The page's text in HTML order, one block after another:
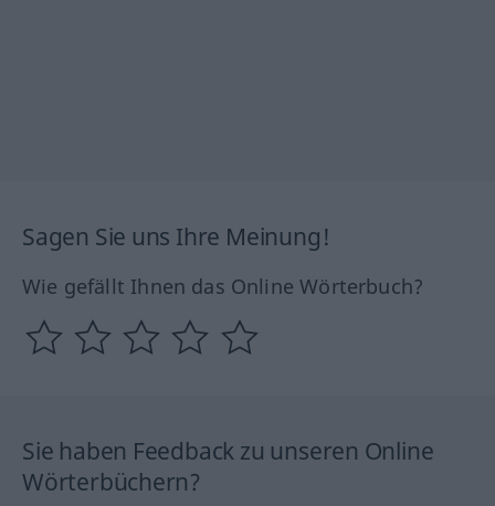
Sagen Sie uns Ihre Meinung!
Wie gefällt Ihnen das Online Wörterbuch?
Sie haben Feedback zu unseren Online
Wörterbüchern?